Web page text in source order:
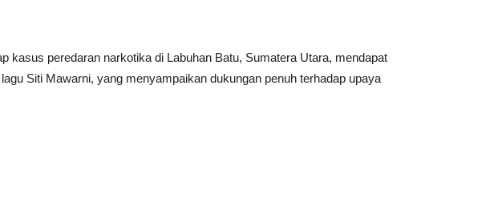
kasus peredaran narkotika di Labuhan Batu, Sumatera Utara, mendapat
Siti Mawarni, yang menyampaikan dukungan penuh terhadap upaya